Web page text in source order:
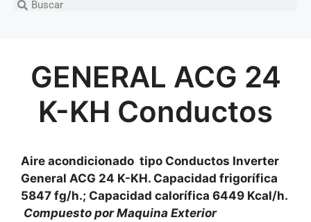
GENERAL ACG 24
K-KH Conductos
Aire acondicionado tipo Conductos Inverter
General ACG 24 K-KH. Capacidad frigorífica
5847 fg/h.; Capacidad calorífica 6449 Kcal/h.
Compuesto por Maquina Exterior